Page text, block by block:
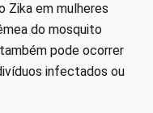
Zika em mulheres
do mosquito
pode ocorrer
infectados ou